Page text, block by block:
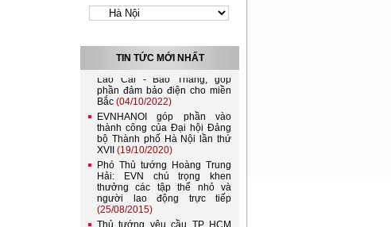
TIN TỨC MỚI NHẤT
Việt Nam và Lào nên kết nối
(21/11/2022)
Đóng điện đường dây 220kV
Lào Cai - Bảo Thắng, góp
phần đảm bảo điện cho miền
Bắc(04/10/2022)
EVNHANOI góp phần vào
thành công của Đại hội Đảng
bộ Thành phố Hà Nội lần thứ
XVII (19/10/2020)
Phó Thủ tướng Hoàng Trung
Hải: EVN chú trọng khen
thưởng các tập thể nhỏ và
người lao động trực tiếp
(25/08/2015)
Thủ tướng yêu cầu TP HCM